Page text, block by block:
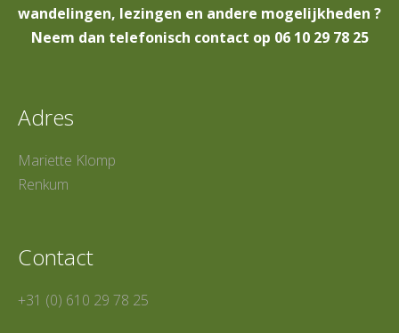
wandelingen, lezingen en andere mogelijkheden ?
Neem dan telefonisch contact op 06 10 29 78 25
Adres
Mariette Klomp
Renkum
Contact
+31 (0) 610 29 78 25